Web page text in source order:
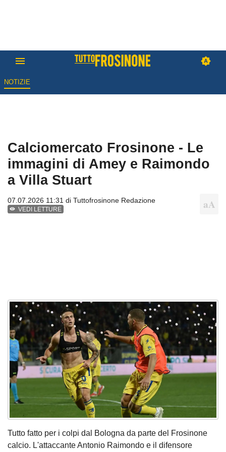
NOTIZIE
Calciomercato Frosinone - Le
immagini di Amey e Raimondo
a Villa Stuart
07.07.2026 11:31 di Tuttofrosinone Redazione
VEDI LETTURE
Tutto fatto per i colpi dal Bologna da parte del Frosinone
calcio. L'attaccante Antonio Raimondo e il difensore